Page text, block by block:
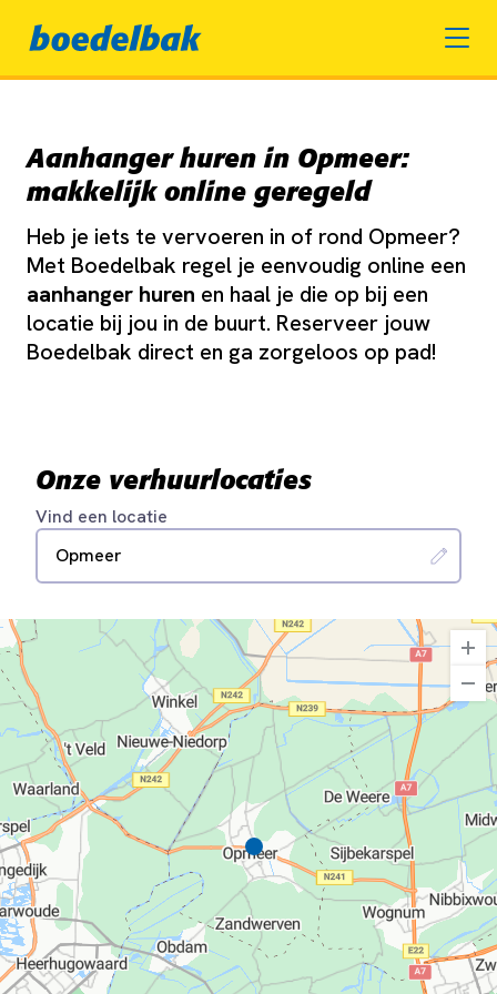
Aanhanger huren in Opmeer:
makkelijk online geregeld
Heb je iets te vervoeren in of rond Opmeer?
Met Boedelbak regel je eenvoudig online een
aanhanger huren en haal je die op bij een
locatie bij jou in de buurt. Reserveer jouw
Boedelbak direct en ga zorgeloos op pad!
Onze verhuurlocaties
Vind een locatie
Opmeer